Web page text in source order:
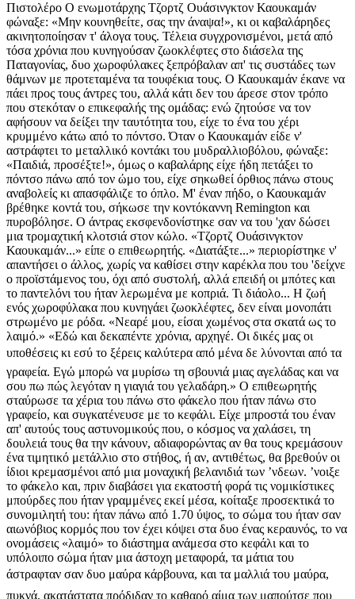
Πιστολέρο Ο ενωμοτάρχης Τζορτζ Ουάσινγκτον Καουκαμάν
φώναξε: «Μην κουνηθείτε, σας την άναψα!», κι οι καβαλάρηδες
ακινητοποίησαν τ' άλογα τους. Τέλεια συγχρονισμένοι, μετά από
τόσα χρόνια που κυνηγούσαν ζωοκλέφτες στο διάσελα της
Παταγονίας, δυο χωροφύλακες ξεπρόβαλαν απ' τις συστάδες των
θάμνων με προτεταμένα τα τουφέκια τους. Ο Καουκαμάν έκανε να
πάει προς τους άντρες του, αλλά κάτι δεν του άρεσε στον τρόπο
που στεκόταν ο επικεφαλής της ομάδας: ενώ ζητούσε να τον
αφήσουν να δείξει την ταυτότητα του, είχε το ένα του χέρι
κρυμμένο κάτω από το πόντσο. Όταν ο Καουκαμάν είδε ν'
αστράφτει το μεταλλικό κοντάκι του μυδραλλιοβόλου, φώναξε:
«Παιδιά, προσέξτε!», όμως ο καβαλάρης είχε ήδη πετάξει το
πόντσο πάνω από τον ώμο του, είχε σηκωθεί όρθιος πάνω στους
αναβολείς κι απασφάλιζε το όπλο. Μ' έναν πήδο, ο Καουκαμάν
βρέθηκε κοντά του, σήκωσε την κοντόκαννη Remington και
πυροβόλησε. Ο άντρας εκσφενδονίστηκε σαν να του 'χαν δώσει
μια τρομαχτική κλοτσιά στον κώλο. «Τζορτζ Ουάσινγκτον
Καουκαμάν...» είπε ο επιθεωρητής. «Διατάξτε...» περιορίστηκε ν'
απαντήσει ο άλλος, χωρίς να καθίσει στην καρέκλα που του 'δείχνε
ο προϊστάμενος του, όχι από συστολή, αλλά επειδή οι μπότες και
το παντελόνι του ήταν λερωμένα με κοπριά. Τι διάολο... Η ζωή
ενός χωροφύλακα που κυνηγάει ζωοκλέφτες, δεν είναι μονοπάτι
στρωμένο με ρόδα. «Νεαρέ μου, είσαι χωμένος στα σκατά ως το
λαιμό.» «Εδώ και δεκαπέντε χρόνια, αρχηγέ. Οι δικές μας οι
υποθέσεις κι εσύ το ξέρεις καλύτερα από μένα δε λύνονται από τα
γραφεία. Εγώ μπορώ να μυρίσω τη σβουνιά μιας αγελάδας και να
σου πω πώς λεγόταν η γιαγιά του γελαδάρη.» Ο επιθεωρητής
σταύρωσε τα χέρια του πάνω στο φάκελο που ήταν πάνω στο
γραφείο, και συγκατένευσε με το κεφάλι. Είχε μπροστά του έναν
απ' αυτούς τους αστυνομικούς που, ο κόσμος να χαλάσει, τη
δουλειά τους θα την κάνουν, αδιαφορώντας αν θα τους κρεμάσουν
ένα τιμητικό μετάλλιο στο στήθος, ή αν, αντιθέτως, θα βρεθούν οι
ίδιοι κρεμασμένοι από μια μοναχική βελανιδιά των ʼνδεων. ʼνοιξε
το φάκελο και, πριν διαβάσει για εκατοστή φορά τις νομικίστικες
μπούρδες που ήταν γραμμένες εκεί μέσα, κοίταξε προσεκτικά το
συνομιλητή του: ήταν πάνω από 1.70 ύψος, το σώμα του ήταν σαν
αιωνόβιος κορμός που τον έχει κόψει στα δυο ένας κεραυνός, το να
ονομάσεις «λαιμό» το διάστημα ανάμεσα στο κεφάλι και το
υπόλοιπο σώμα ήταν μια άστοχη μεταφορά, τα μάτια του
άστραφταν σαν δυο μαύρα κάρβουνα, και τα μαλλιά του μαύρα,
πυκνά, ακατάστατα πρόδιδαν το καθαρό αίμα των μαπούτσε που